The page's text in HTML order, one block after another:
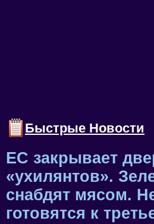
Быстрые Новости
ЕС закрывает
«ухилянтов».
снабдят мясом.
готовятся к